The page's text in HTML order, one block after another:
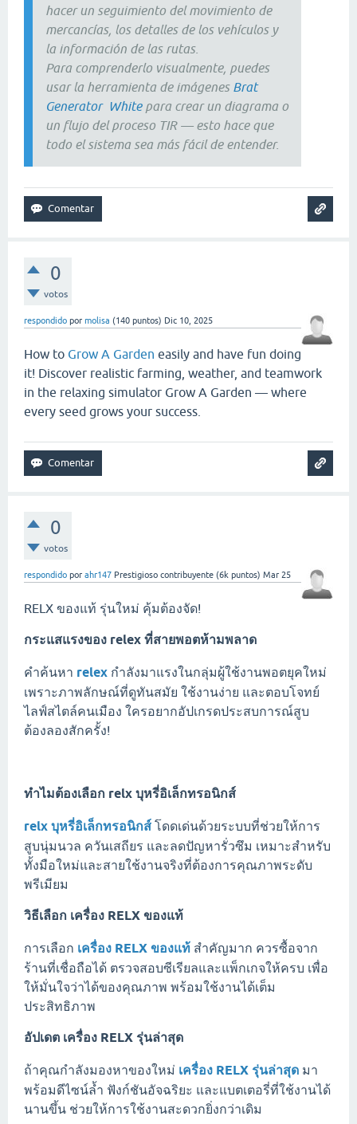
hacer un seguimiento del movimiento de
mercancías, los detalles de los vehículos y
la información de las rutas.
Para comprenderlo visualmente, puedes
usar la herramienta de imágenes Brat
Generator Whitepara crear un diagrama o
un flujo del proceso TIR — esto hace que
todo el sistema sea más fácil de entender.
0
votos
respondido por molisa (140 puntos) Dic 10, 2025
How to Grow A Garden easily and have fun doing
it! Discover realistic farming, weather, and teamwork
in the relaxing simulator Grow A Garden — where
every seed grows your success.
0
votos
respondido por ahr147 Prestigioso contribuyente (6k puntos) Mar 25
RELX ของแท้ รุ่นใหม่ คุ้มต้องจัด!
กระแสแรงของ relex ที่สายพอตห้ามพลาด
คำค้นหา relex กำลังมาแรงในกลุ่มผู้ใช้งานพอตยุคใหม่
เพราะภาพลักษณ์ที่ดูทันสมัย ใช้งานง่าย และตอบโจทย์
ไลฟ์สไตล์คนเมือง ใครอยากอัปเกรดประสบการณ์สูบ
ต้องลองสักครั้ง!
ทำไมต้องเลือก relx บุหรี่อิเล็กทรอนิกส์
relx บุหรี่อิเล็กทรอนิกส์ โดดเด่นด้วยระบบที่ช่วยให้การ
สูบนุ่มนวล ควันเสถียร และลดปัญหารั่วซึม เหมาะสำหรับ
ทั้งมือใหม่และสายใช้งานจริงที่ต้องการคุณภาพระดับ
พรีเมียม
วิธีเลือก เครื่อง RELX ของแท้
การเลือก เครื่อง RELX ของแท้ สำคัญมาก ควรซื้อจาก
ร้านที่เชื่อถือได้ ตรวจสอบซีเรียลและแพ็กเกจให้ครบ เพื่อ
ให้มั่นใจว่าได้ของคุณภาพ พร้อมใช้งานได้เต็ม
ประสิทธิภาพ
อัปเดต เครื่อง RELX รุ่นล่าสุด
ถ้าคุณกำลังมองหาของใหม่ เครื่อง RELX รุ่นล่าสุด มา
พร้อมดีไซน์ล้ำ ฟังก์ชันอัจฉริยะ และแบตเตอรี่ที่ใช้งานได้
นานขึ้น ช่วยให้การใช้งานสะดวกยิ่งกว่าเดิม